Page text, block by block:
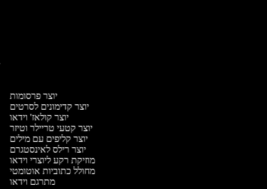
יוצר פרסומות
יוצר קדימונים לסרטים
יוצר קולאז' וידאו
יוצר קטעי טריילר וטיזר
יוצר קליפים עם מילים
יוצר רילס לאינסטגרם
מוזיקת רקע ליוצרי וידאו
מחולל כתוביות אוטומטי
מתרגם וידאו